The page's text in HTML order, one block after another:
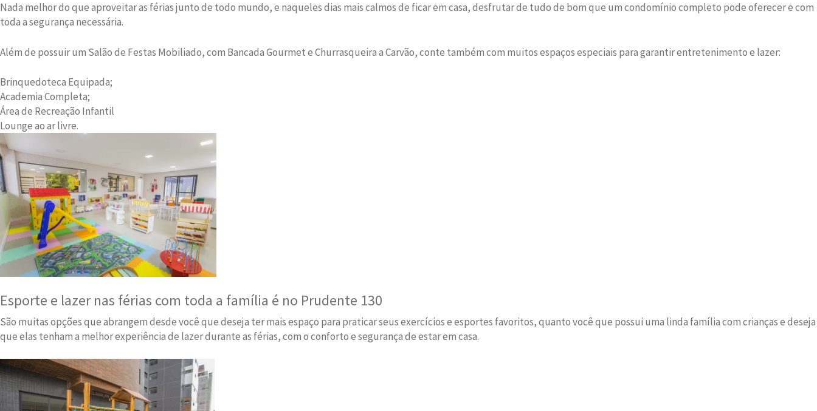
Nada melhor do que aproveitar as férias junto de todo mundo, e naqueles dias mais calmos de ficar em casa, desfrutar de tudo de bom que um condomínio completo pode oferecer e com
toda a segurança necessária.
Além de possuir um Salão de Festas Mobiliado, com Bancada Gourmet e Churrasqueira a Carvão, conte também com muitos espaços especiais para garantir entretenimento e lazer:
Brinquedoteca Equipada;
Academia Completa;
Área de Recreação Infantil
Lounge ao ar livre.
Esporte e lazer nas férias com toda a família é no Prudente 130
São muitas opções que abrangem desde você que deseja ter mais espaço para praticar seus exercícios e esportes favoritos, quanto você que possui uma linda família com crianças e deseja
que elas tenham a melhor experiência de lazer durante as férias, com o conforto e segurança de estar em casa.